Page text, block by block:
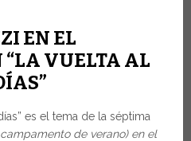
EN EL
“LA VUELTA AL
es el tema de la séptima
de verano) en el